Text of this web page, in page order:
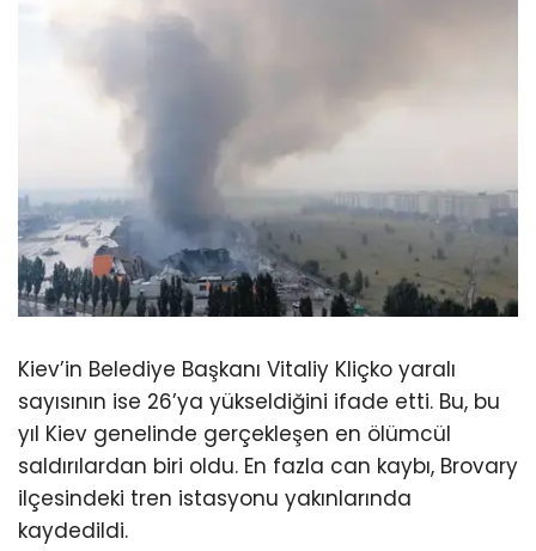
Kiev’in Belediye Başkanı Vitaliy Kliçko yaralı
sayısının ise 26’ya yükseldiğini ifade etti. Bu, bu
yıl Kiev genelinde gerçekleşen en ölümcül
saldırılardan biri oldu. En fazla can kaybı, Brovary
ilçesindeki tren istasyonu yakınlarında
kaydedildi.